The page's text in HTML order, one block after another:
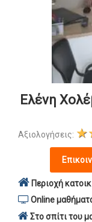
Ελένη
Αξιολογήσεις:
Περιοχή
Online
Στο σπίτι του